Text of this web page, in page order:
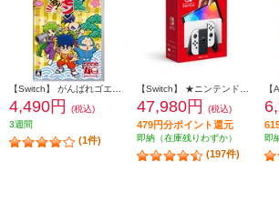
【Switch】 がんばれゴエモン大集合！
4,490円
(税込)
3週間
(1件)
【Switch】 ★ニンテンドースイッチ本体 Nintendo Switch（有機ELモデル） Joy-Con(L)/(R) ホワイト
47,980円 (税込)
479円分ポイント還元
即納（在庫残りわずか）
(197件)
即